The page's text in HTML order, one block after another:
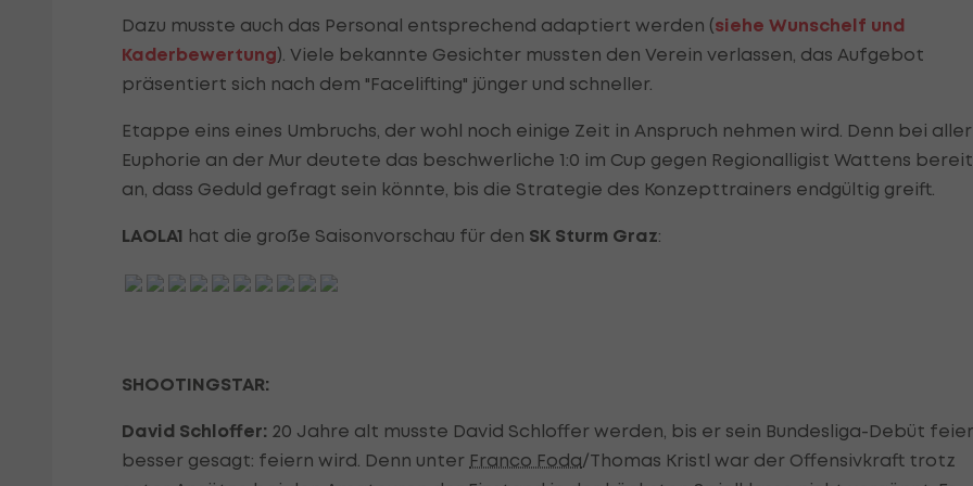
Dazu musste auch das Personal entsprechend adaptiert werden (siehe Wunschelf und
Kaderbewertung). Viele bekannte Gesichter mussten den Verein verlassen, das Aufgebot
präsentiert sich nach dem "Facelifting" jünger und schneller.
Etappe eins eines Umbruchs, der wohl noch einige Zeit in Anspruch nehmen wird. Denn bei aller
Euphorie an der Mur deutete das beschwerliche 1:0 im Cup gegen Regionalligist Wattens
an, dass Geduld gefragt sein könnte, bis die Strategie des Konzepttrainers endgültig greift.
LAOLA1 hat die große Saisonvorschau für den SK Sturm Graz:
SHOOTINGSTAR:
David Schloffer: 20 Jahre alt musste David Schloffer werden, bis er sein Bundesliga-Debüt
besser gesagt: feiern wird. Denn unter Franco Foda/Thomas Kristl war der Offensivkraft trotz